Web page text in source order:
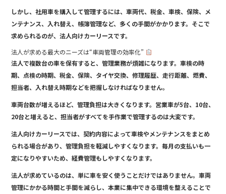
しかし、社用車を購入して管理するには、車両代、税金、車検、保険、メ
ンテナンス、入れ替え、帳簿管理など、多くの手間がかかります。そこで
求められるのが、法人向けカーリースです。
法人が求める最大のニーズは“車両管理の効率化”
法人で複数台の車を保有すると、管理業務が煩雑になります。車検の時
期、点検の時期、税金、保険、タイヤ交換、修理履歴、走行距離、燃費、
担当者、入れ替え時期などを把握しなければなりません。
車両台数が増えるほど、管理負担は大きくなります。営業車が5台、10台、
20台と増えると、担当者がすべてを手作業で管理するのは大変です。
法人向けカーリースでは、契約内容によって車検やメンテナンスをまとめ
られる場合があり、管理負担を軽減しやすくなります。毎月の支払いも一
定になりやすいため、経費管理もしやすくなります。
法人が求めているのは、単に車を安く使うことだけではありません。車両
管理にかかる時間と手間を減らし、本業に集中できる環境を整えることで